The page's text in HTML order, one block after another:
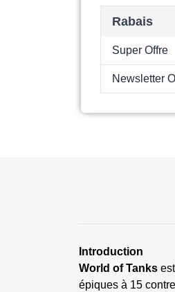
Rabais
Super Offre
Newsletter
Introduction
World of Tanks
épiques à 15